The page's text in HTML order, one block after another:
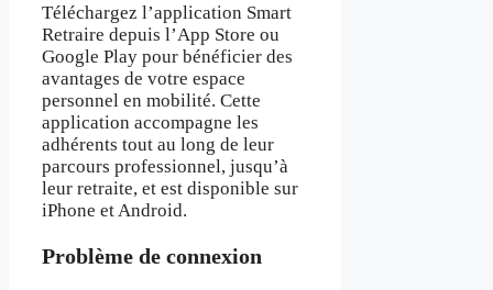
Téléchargez l’application Smart
Retraire depuis l’App Store ou
Google Play pour bénéficier des
avantages de votre espace
personnel en mobilité. Cette
application accompagne les
adhérents tout au long de leur
parcours professionnel, jusqu’à
leur retraite, et est disponible sur
iPhone et Android.
Problème de connexion